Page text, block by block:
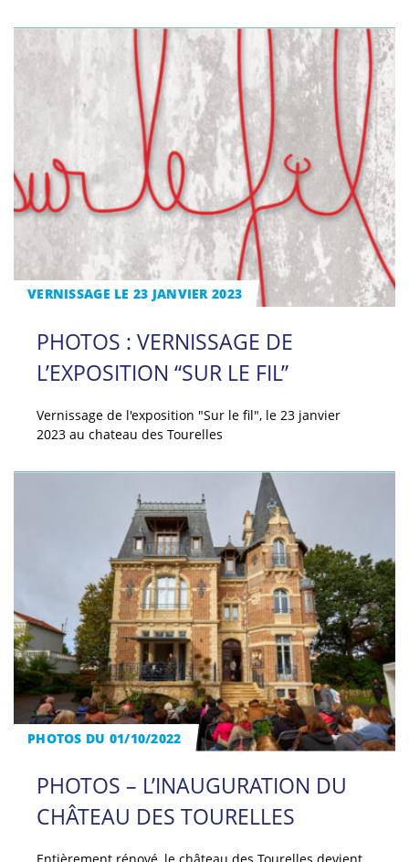
VERNISSAGE LE 23 JANVIER 2023
PHOTOS : VERNISSAGE DE
L’EXPOSITION “SUR LE FIL”
Vernissage de l'exposition "Sur le fil", le 23 janvier
2023 au chateau des Tourelles
PHOTOS DU 01/10/2022
PHOTOS – L’INAUGURATION DU
CHÂTEAU DES TOURELLES